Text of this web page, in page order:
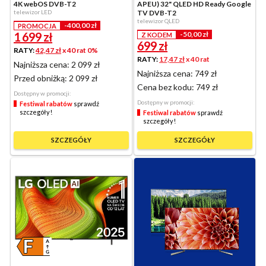
4K webOS DVB-T2
telewizor LED
PROMOCJA -400,00 zł
1 699zł
RATY:42,47 złx 40 rat 0%
Najniższa cena: 2 099 zł
Przed obniżką: 2 099 zł
Dostępny w promocji:
Festiwal rabatów sprawdź
szczegóły!
SZCZEGÓŁY
APEU) 32" QLED HD Ready Google
TV DVB-T2
telewizor QLED
Z KODEM -50,00 zł
699zł
RATY: 17,47 złx 40 rat
Najniższa cena: 749 zł
Cena bez kodu: 749 zł
Dostępny w promocji:
Festiwal rabatów sprawdź
szczegóły!
SZCZEGÓŁY